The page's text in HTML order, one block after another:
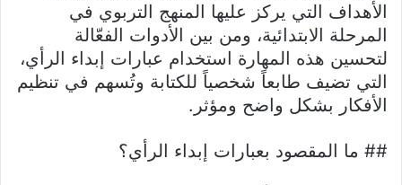
الأهداف التي يركز عليها المنهج التربوي في
المرحلة الابتدائية، ومن بين الأدوات الفعّالة
لتحسين هذه المهارة استخدام عبارات إبداء الرأي،
التي تضيف طابعاً شخصياً للكتابة وتُسهم في تنظيم
الأفكار بشكل واضح ومؤثر.
## ما المقصود بعبارات إبداء الرأي؟